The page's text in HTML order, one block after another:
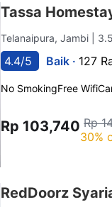
Tassa
Telanaipura, Jambi |
4.4/5 Baik · 127
No SmokingFree Wifi
Rp 103,740 Rp
30%
RedDoorz